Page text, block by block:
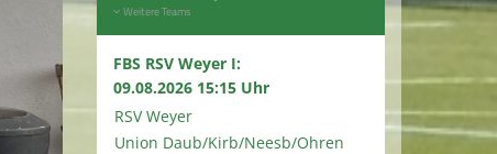
Weitere Teams
FBS RSV Weyer I:
09.08.2026 15:15 Uhr
RSV Weyer
Union Daub/Kirb/Neesb/Ohren